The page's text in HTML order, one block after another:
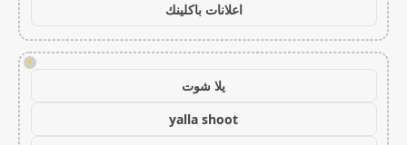
اعلانات باكلينك
!
يلا شوت
yalla shoot